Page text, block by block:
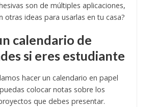
son de múltiples aplicaciones,
otras ideas para usarlas en tu casa?
calendario de
si eres estudiante
hacer un calendario en papel
colocar notas sobre los
que debes presentar.